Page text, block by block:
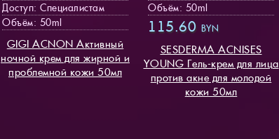
Доступ: Специалистам
Объём: 50ml
GIGI ACNON Активный
ночной крем для жирной и
проблемной кожи 50мл
Объём: 50ml
115.60 BYN
SESDERMA ACNISES
YOUNG Гель-крем для лица
против акне для молодой
кожи 50мл